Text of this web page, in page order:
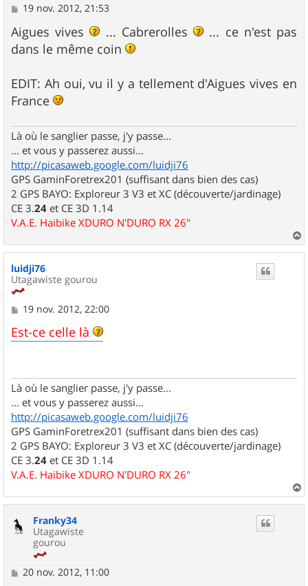
M
s
s
a
19 nov. 2012, 21:53
Aigues vives ... Cabrerolles
... ce n'est pas
dans le même coin
EDIT: Ah oui, vu il y a tellement d'Aigues vives en
France
Là où le sanglier passe, j'y passe...
... et vous y passerez aussi...
http://picasaweb.google.com/luidji76
GPS GaminForetrex201 (suffisant dans bien des cas)
2 GPS BAYO: Exploreur 3 V3 et XC (découverte/jardinage)
CE 3.24 et CE 3D 1.14
V.A.E. Haibike XDURO N'DURO RX 26"
a
luidji76
Utagawiste gourou
M
s
s
19 nov. 2012, 22:00
Est-ce celle là
Là où le sanglier passe, j'y passe...
... et vous y passerez aussi...
http://picasaweb.google.com/luidji76
GPS GaminForetrex201 (suffisant dans bien des cas)
2 GPS BAYO: Exploreur 3 V3 et XC (découverte/jardinage)
CE 3.24 et CE 3D 1.14
V.A.E. Haibike XDURO N'DURO RX 26"
a
Franky34
Utagawiste
gourou
M
20 nov. 2012, 11:00